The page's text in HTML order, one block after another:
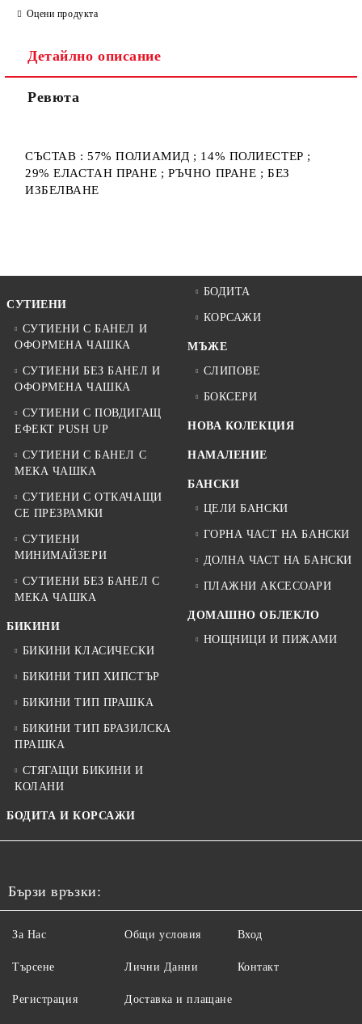
Оцени продукта
Детайлно описание
Ревюта
СЪСТАВ : 57% ПОЛИАМИД ; 14% ПОЛИЕСТЕР ;
29% ЕЛАСТАН ПРАНЕ ; РЪЧНО ПРАНЕ ; БЕЗ
ИЗБЕЛВАНЕ
СУТИЕНИ
СУТИЕНИ С БАНЕЛ И
ОФОРМЕНА ЧАШКА
СУТИЕНИ БЕЗ БАНЕЛ И
ОФОРМЕНА ЧАШКА
СУТИЕНИ С ПОВДИГАЩ
ЕФЕКТ PUSH UP
СУТИЕНИ С БАНЕЛ С
МЕКА ЧАШКА
СУТИЕНИ С ОТКАЧАЩИ
СЕ ПРЕЗРАМКИ
СУТИЕНИ
МИНИМАЙЗЕРИ
СУТИЕНИ БЕЗ БАНЕЛ С
МЕКА ЧАШКА
БИКИНИ
БИКИНИ КЛАСИЧЕСКИ
БИКИНИ ТИП ХИПСТЪР
БИКИНИ ТИП ПРАШКА
БИКИНИ ТИП БРАЗИЛСКА
ПРАШКА
СТЯГАЩИ БИКИНИ И
КОЛАНИ
БОДИТА И КОРСАЖИ
БОДИТА
КОРСАЖИ
МЪЖЕ
СЛИПОВЕ
БОКСЕРИ
НОВА КОЛЕКЦИЯ
НАМАЛЕНИЕ
БАНСКИ
ЦЕЛИ БАНСКИ
ГОРНА ЧАСТ НА БАНСКИ
ДОЛНА ЧАСТ НА БАНСКИ
ПЛАЖНИ АКСЕСОАРИ
ДОМАШНО ОБЛЕКЛО
НОЩНИЦИ И ПИЖАМИ
Бързи връзки:
За Нас
Търсене
Регистрация
Общи условия
Лични Данни
Доставка и плащане
Вход
Контакт